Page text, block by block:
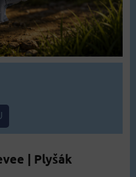
| Plyšák